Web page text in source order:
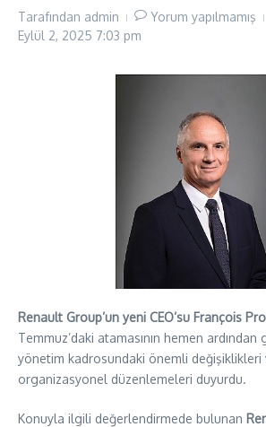
Tarafından admin
Yorum yapılmamış
Eylül 2, 2025 7:03 pm
Renault Group’un yeni CEO’su François
Temmuz’daki atamasının hemen
yönetim kadrosundaki önemli değişiklikleri
organizasyonel düzenlemeleri duyurdu.
Konuyla ilgili değerlendirmede bulunan